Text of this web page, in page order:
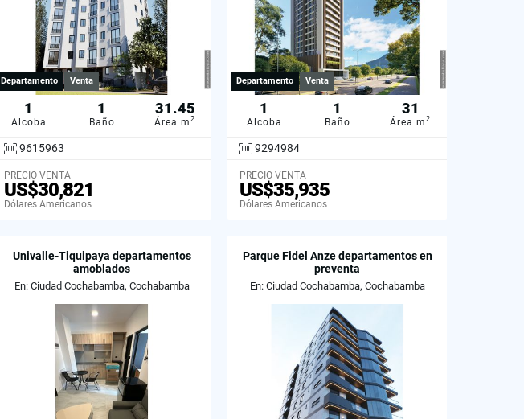
Departamento Venta
1
Alcoba
1
Baño
31.45
Área m 2
9615963
PRECIO VENTA
US$30,821
Dólares Americanos
Departamento Venta
1
Alcoba
1
Baño
31
Área m 2
9294984
PRECIO VENTA
US$35,935
Dólares Americanos
Univalle-Tiquipaya departamentos
amoblados
En: Ciudad Cochabamba, Cochabamba
Parque Fidel Anze departamentos en
preventa
En: Ciudad Cochabamba, Cochabamba